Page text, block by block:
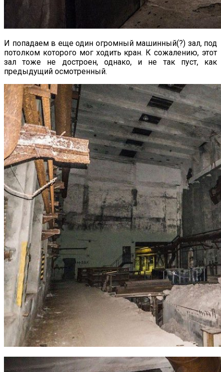
И попадаем в еще один огромный машинный(?) зал, под
потолком которого мог ходить кран. К сожалению, этот
зал тоже не достроен, однако, и не так пуст, как
предыдущий осмотренный.